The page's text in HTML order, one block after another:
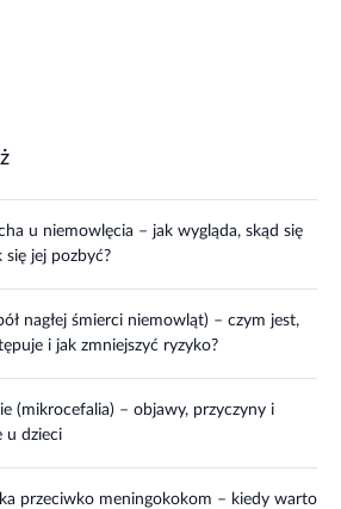
u niemowlęcia – jak wygląda, skąd się
się jej pozbyć?
nagłej śmierci niemowląt) – czym jest,
i jak zmniejszyć ryzyko?
(mikrocefalia) – objawy, przyczyny i
u dzieci
przeciwko meningokokom – kiedy warto